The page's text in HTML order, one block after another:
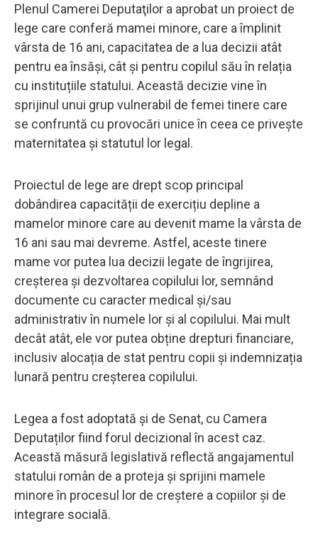
Plenul Camerei Deputaţilor a aprobat un proiect de
lege care conferă mamei minore, care a împlinit
vârsta de 16 ani, capacitatea de a lua decizii atât
pentru ea însăși, cât și pentru copilul său în relația
cu instituțiile statului. Această decizie vine în
sprijinul unui grup vulnerabil de femei tinere care
se confruntă cu provocări unice în ceea ce privește
maternitatea și statutul lor legal.
Proiectul de lege are drept scop principal
dobândirea capacității de exercițiu depline a
mamelor minore care au devenit mame la vârsta de
16 ani sau mai devreme. Astfel, aceste tinere
mame vor putea lua decizii legate de îngrijirea,
creșterea și dezvoltarea copilului lor, semnând
documente cu caracter medical și/sau
administrativ în numele lor și al copilului. Mai mult
decât atât, ele vor putea obține drepturi financiare,
inclusiv alocația de stat pentru copii și indemnizația
lunară pentru creșterea copilului.
Legea a fost adoptată și de Senat, cu Camera
Deputaților fiind forul decizional în acest caz.
Această măsură legislativă reflectă angajamentul
statului român de a proteja și sprijini mamele
minore în procesul lor de creștere a copiilor și de
integrare socială.